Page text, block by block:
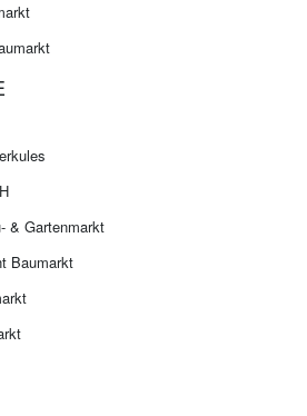
& Gartenmarkt
Baumarkt